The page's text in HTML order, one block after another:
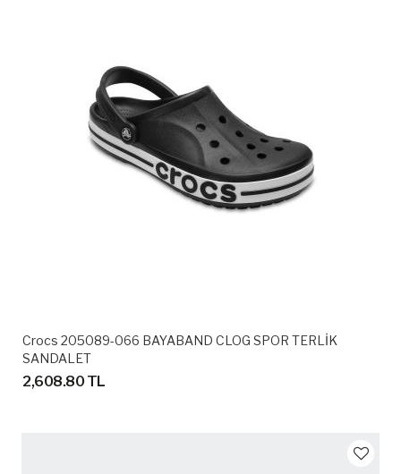
Crocs 205089-066 BAYABAND CLOG SPOR TERLİK
SANDALET
2,608.80 TL